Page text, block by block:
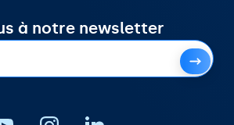
à notre newsletter